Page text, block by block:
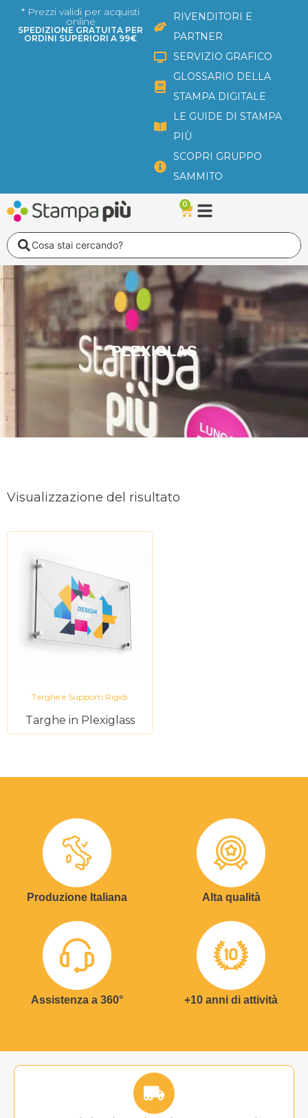
* Prezzi validi per acquisti
online
SPEDIZIONE GRATUITA PER
ORDINI SUPERIORI A 99€
RIVENDITORI E
PARTNER
SERVIZIO GRAFICO
GLOSSARIO DELLA
STAMPA DIGITALE
LE GUIDE DI STAMPA
PIÙ
SCOPRI GRUPPO
SAMMITO
0
Carrello
Search
...
PLEXIGLAS
Visualizzazione del risultato
Targhe e Supporti Rigidi
Targhe in Plexiglass
Produzione Italiana Alta qualità
Assistenza a 360° +10 anni di attività